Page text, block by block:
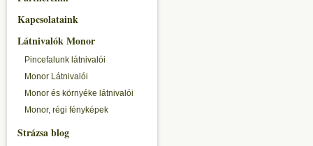
Kapcsolataink
Látnivalók Monor
Pincefalunk látnivalói
Monor Látnivalói
Monor és környéke látnivalói
Monor, régi fényképek
Strázsa blog